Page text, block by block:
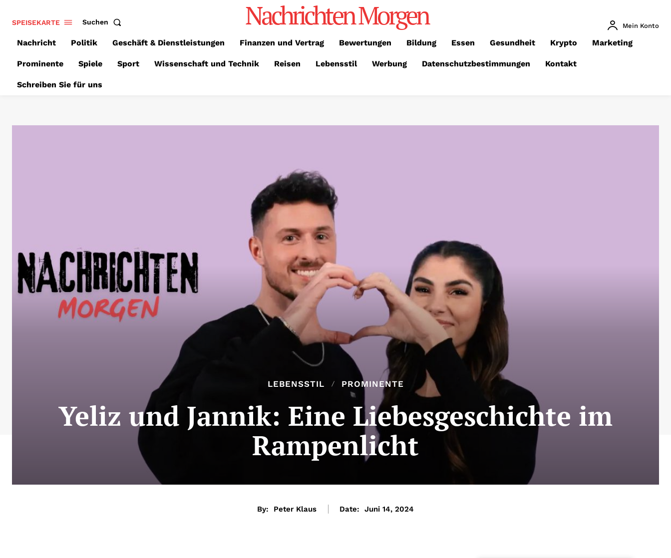
SPEISEKARTE Suchen Nachrichten Morgen Mein Konto
Nachricht Politik Geschäft & Dienstleistungen Finanzen und Vertrag Bewertungen Bildung Essen Gesundheit Krypto Marketing
Prominente Spiele Sport Wissenschaft und Technik Reisen Lebensstil Werbung Datenschutzbestimmungen Kontakt
Schreiben Sie für uns
LEBENSSTIL PROMINENTE
Yeliz und Jannik: Eine Liebesgeschichte im
Rampenlicht
By: Peter Klaus Date: Juni 14, 2024